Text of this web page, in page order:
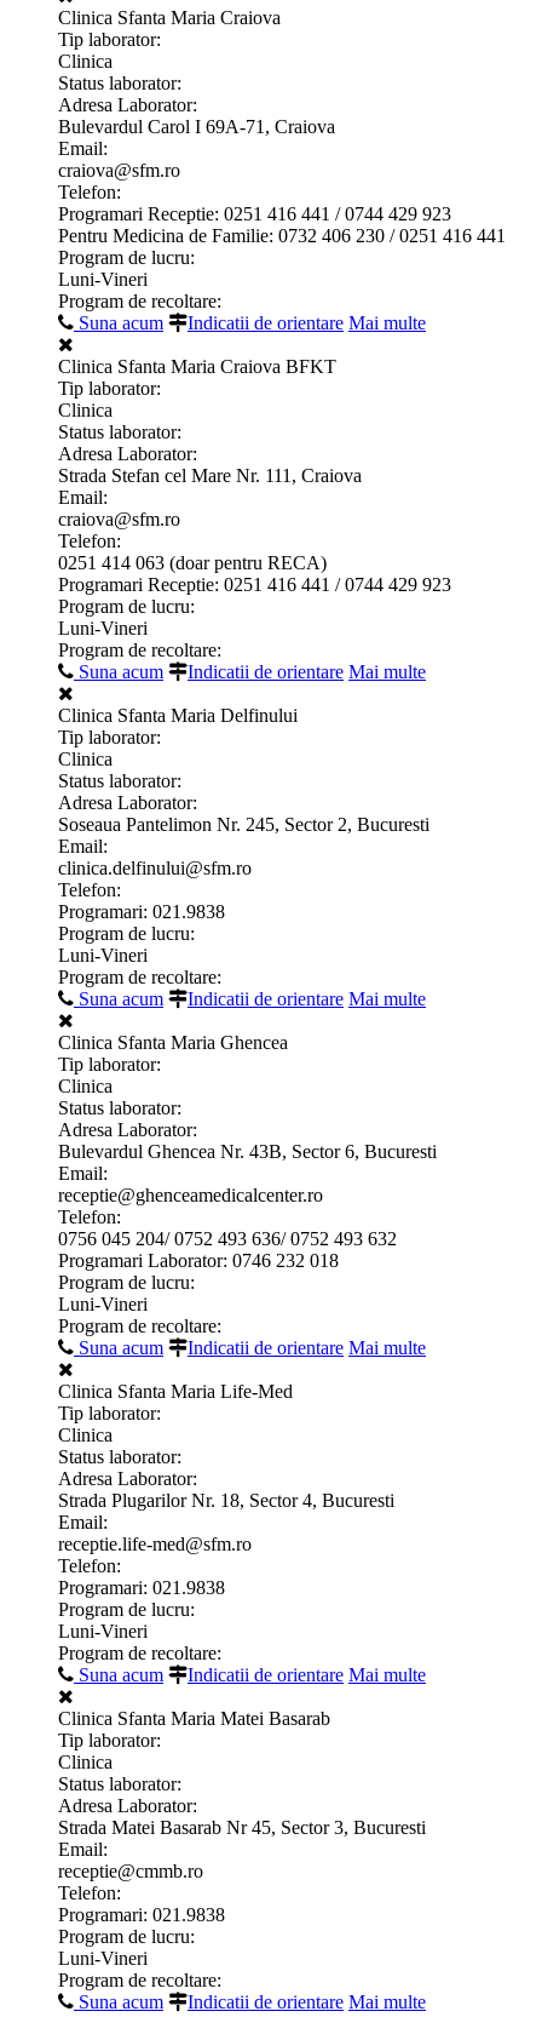
Clinica Sfanta Maria Craiova
Tip laborator:
Clinica
Status laborator:
Adresa Laborator:
Bulevardul Carol I 69A-71, Craiova
Email:
craiova@sfm.ro
Telefon:
Programari Receptie: 0251 416 441 / 0744 429 923
Pentru Medicina de Familie: 0732 406 230 / 0251 416 441
Program de lucru:
Luni-Vineri
Program de recoltare:
Suna acum
Indicatii de orientare Mai multe
Clinica Sfanta Maria Craiova BFKT
Tip laborator:
Clinica
Status laborator:
Adresa Laborator:
Strada Stefan cel Mare Nr. 111, Craiova
Email:
craiova@sfm.ro
Telefon:
0251 414 063 (doar pentru RECA)
Programari Receptie: 0251 416 441 / 0744 429 923
Program de lucru:
Luni-Vineri
Program de recoltare:
Suna acum
Indicatii de orientare Mai multe
Clinica Sfanta Maria Delfinului
Tip laborator:
Clinica
Status laborator:
Adresa Laborator:
Soseaua Pantelimon Nr. 245, Sector 2, Bucuresti
Email:
clinica.delfinului@sfm.ro
Telefon:
Programari: 021.9838
Program de lucru:
Luni-Vineri
Program de recoltare:
Suna acum
Indicatii de orientare Mai multe
Clinica Sfanta Maria Ghencea
Tip laborator:
Clinica
Status laborator:
Adresa Laborator:
Bulevardul Ghencea Nr. 43B, Sector 6, Bucuresti
Email:
receptie@ghenceamedicalcenter.ro
Telefon:
0756 045 204/ 0752 493 636/ 0752 493 632
Programari Laborator: 0746 232 018
Program de lucru:
Luni-Vineri
Program de recoltare:
Suna acum
Indicatii de orientare Mai multe
Clinica Sfanta Maria Life-Med
Tip laborator:
Clinica
Status laborator:
Adresa Laborator:
Strada Plugarilor Nr. 18, Sector 4, Bucuresti
Email:
receptie.life-med@sfm.ro
Telefon:
Programari: 021.9838
Program de lucru:
Luni-Vineri
Program de recoltare:
Suna acum
Indicatii de orientare Mai multe
Clinica Sfanta Maria Matei Basarab
Tip laborator:
Clinica
Status laborator:
Adresa Laborator:
Strada Matei Basarab Nr 45, Sector 3, Bucuresti
Email:
receptie@cmmb.ro
Telefon:
Programari: 021.9838
Program de lucru:
Luni-Vineri
Program de recoltare:
Suna acum
Indicatii de orientare Mai multe